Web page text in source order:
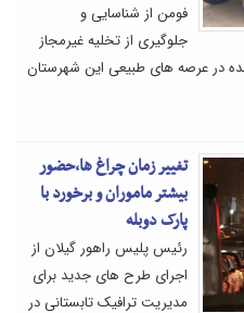
فومن از شناسایی و
جلوگیری از تخلیه غیرمجاز
در عرصه های طبیعی این شهرستان
تغییر زمان چراغ ها،حضور
بیشتر ماموران و برخورد با
پارک دوبله
رئیس پلیس راهور گیلان از
اجرای طرح های جدید برای
مدیریت ترافیک تابستانی در